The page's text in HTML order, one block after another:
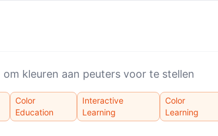
kleuren aan peuters voor te stellen
Color
Education
Interactive
Learning
Color
Learning